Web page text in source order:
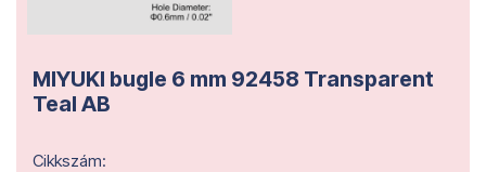
MIYUKI bugle 6 mm 92458 Transparent
Teal AB
Cikkszám: